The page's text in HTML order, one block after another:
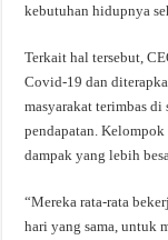
kebutuhan hidupnya
Terkait hal tersebut,
Covid-19 dan
masyarakat terimbas
pendapatan. Kelompok
dampak yang lebih
“Mereka rata-rata
hari yang sama, untuk